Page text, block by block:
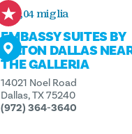
0,04 miglia
EMBASSY SUITES BY
HILTON DALLAS
THE GALLERIA
14021 Noel Road
Dallas, TX 75240
(972) 364-3640